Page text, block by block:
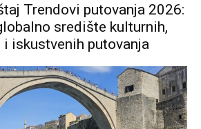
Trendovi putovanja 2026:
središte kulturnih,
iskustvenih putovanja